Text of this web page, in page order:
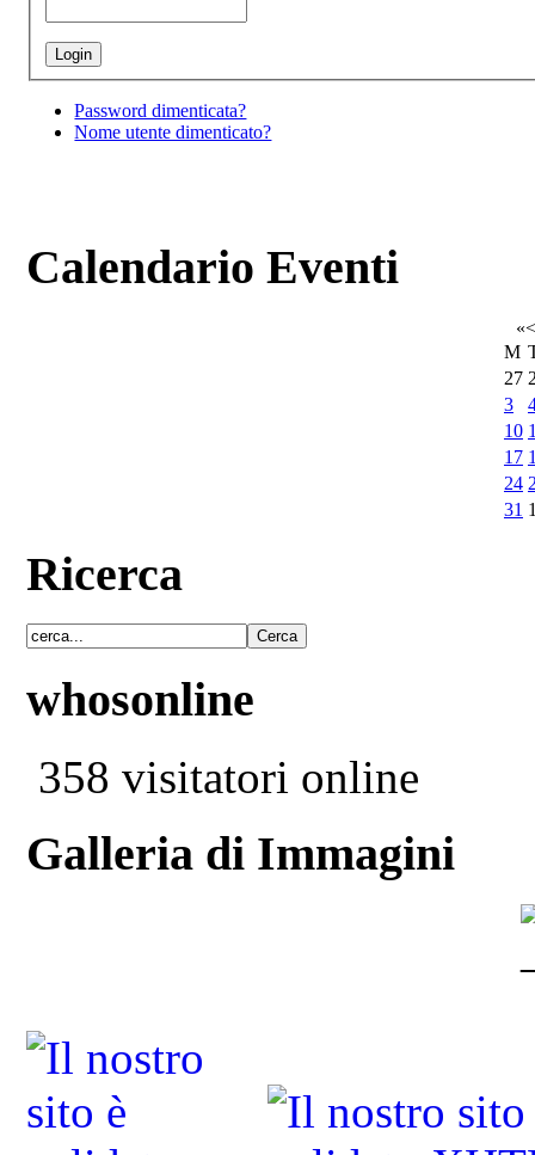
Password dimenticata?
Nome utente dimenticato?
Calendario Eventi
«<
M
27
3
10
17
24
31
Ricerca
whosonline
358 visitatori online
Galleria di Immagini